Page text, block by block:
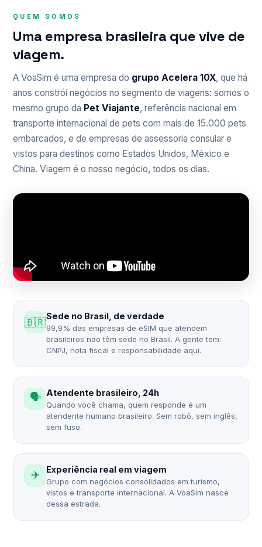
QUEM SOMOS
Uma empresa brasileira que vive de
viagem.
A VoaSim é uma empresa do grupo Acelera 10X, que há
anos constrói negócios no segmento de viagens: somos o
mesmo grupo da Pet Viajante, referência nacional em
transporte internacional de pets com mais de 15.000 pets
embarcados, e de empresas de assessoria consular e
vistos para destinos como Estados Unidos, México e
China. Viagem é o nosso negócio, todos os dias.
🇧🇷Sede no Brasil, de verdade
99,9% das empresas de eSIM que atendem
brasileiros não têm sede no Brasil. A gente tem:
CNPJ, nota fiscal e responsabilidade aqui.
🗣️ Atendente brasileiro, 24h
Quando você chama, quem responde é um
atendente humano brasileiro. Sem robô, sem inglês,
sem fuso.
✈️ Experiência real em viagem
Grupo com negócios consolidados em turismo,
vistos e transporte internacional. A VoaSim nasce
dessa estrada.